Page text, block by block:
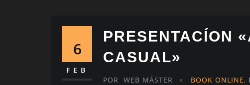
6
FEB
PRESENTACÍON
CASUAL»
POR WEB MÁSTER BOOK ONLINE,